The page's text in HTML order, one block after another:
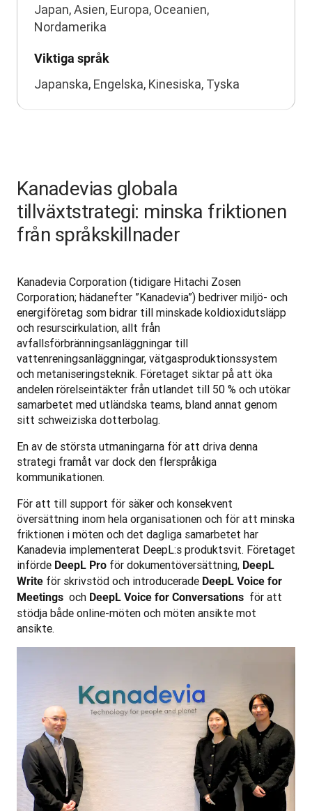
Japan, Asien, Europa, Oceanien,
Nordamerika
Viktiga språk
Japanska, Engelska, Kinesiska, Tyska
Kanadevias globala
tillväxtstrategi: minska friktionen
från språkskillnader
Kanadevia Corporation (tidigare Hitachi Zosen
Corporation; hädanefter ”Kanadevia”) bedriver miljö- och
energiföretag som bidrar till minskade koldioxidutsläpp
och resurscirkulation, allt från
avfallsförbränningsanläggningar till
vattenreningsanläggningar, vätgasproduktionssystem
och metaniseringsteknik. Företaget siktar på att öka
andelen rörelseintäkter från utlandet till 50 % och utökar
samarbetet med utländska teams, bland annat genom
sitt schweiziska dotterbolag.
En av de största utmaningarna för att driva denna
strategi framåt var dock den flerspråkiga
kommunikationen.
För att till support för säker och konsekvent
översättning inom hela organisationen och för att minska
friktionen i möten och det dagliga samarbetet har
Kanadevia implementerat DeepL:s produktsvit. Företaget
införde DeepL Pro för dokumentöversättning, DeepL
Write för skrivstöd och introducerade DeepL Voice for
Meetings och DeepL Voice for Conversations för att
stödja både online-möten och möten ansikte mot
ansikte.